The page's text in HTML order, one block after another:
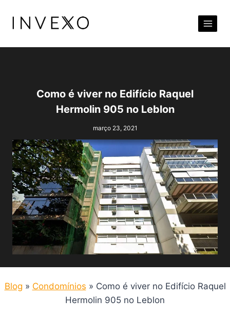
para
Conteúdo
Como é viver no Edifício Raquel
Hermolin 905 no Leblon
março 23, 2021
Blog » Condomínios » Como é viver no Edifício Raquel
Hermolin 905 no Leblon